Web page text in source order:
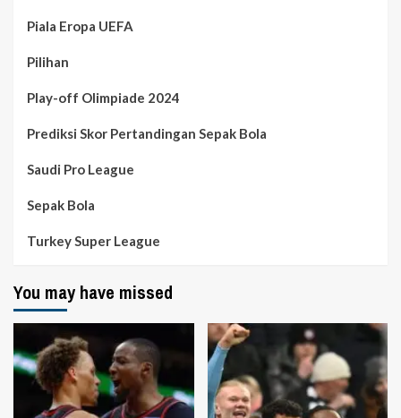
Piala Eropa UEFA
Pilihan
Play-off Olimpiade 2024
Prediksi Skor Pertandingan Sepak Bola
Saudi Pro League
Sepak Bola
Turkey Super League
You may have missed